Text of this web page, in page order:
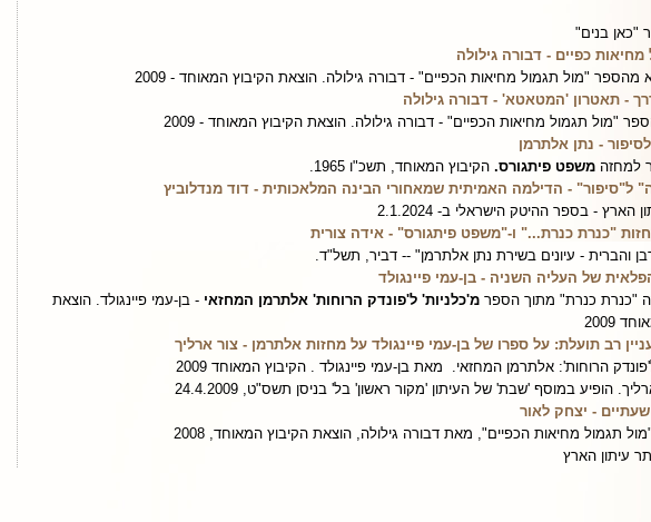
"כאן בנים"
מחיאות כפיים - דבורה גילולה
"מול תגמול מחיאות הכפיים" - דבורה גילולה. הוצאת הקיבוץ המאוחד - 2009
- תאטרון 'המטאטא' - דבורה גילולה
"מול תגמול מחיאות הכפיים" - דבורה גילולה. הוצאת הקיבוץ המאוחד - 2009
- נתן אלתרמן
למחזה משפט פיתגורס. הקיבוץ המאוחד, תשכ"ו 1965.
ל"סיפור" - הדילמה האמיתית שמאחורי הבינה המלאכותית - דוד מנדלוביץ
הארץ - בספר ההיטק הישראלי ב- 2.1.2024
"כנרת כנרת..." ו-"משפט פיתגורס" - אידה צורית
והברית - עיונים בשירת נתן אלתרמן" -- דביר, תשל"ד.
של העליה השניה - בן-עמי פיינגולד
"כנרת כנרת" מתוך הספר מ'כלניות' ל'פונדק הרוחות' אלתרמן המחזאי - בן-עמי פיינגולד. הוצאת
2009
רב תועלת: על ספרו של בן-עמי פיינגולד על מחזות אלתרמן - צור ארליך
הרוחות': אלתרמן המחזאי. מאת בן-עמי פיינגולד . הקיבוץ המאוחד 2009
הופיע במוסף 'שבת' של העיתון 'מקור ראשון' בל' בניסן תשס"ט, 24.4.2009
- יצחק לאור
תגמול מחיאות הכפיים", מאת דבורה גילולה, הוצאת הקיבוץ המאוחד, 2008
עיתון הארץ